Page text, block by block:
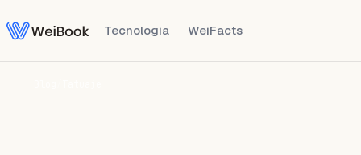
Tecnología WeiFacts